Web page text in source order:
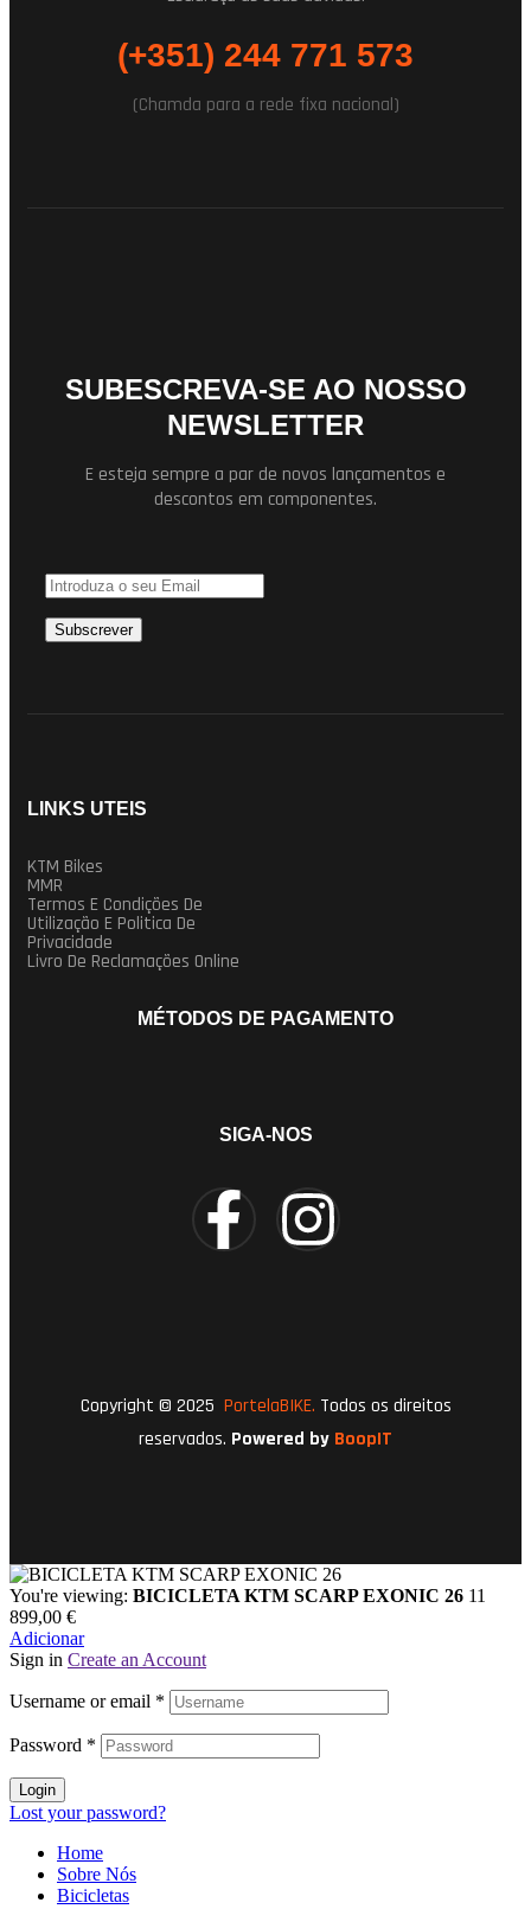
(+351) 244 771 573
(Chamda para a rede fixa nacional)
SUBESCREVA-SE AO NOSSO
NEWSLETTER
E esteja sempre a par de novos lançamentos e
descontos em componentes.
LINKS UTEIS
KTM Bikes
MMR
Termos E Condições De
Utilização E Politica De
Privacidade
Livro De Reclamações Online
MÉTODOS DE PAGAMENTO
SIGA-NOS
Copyright © 2025 PortelaBIKE. Todos os direitos
reservados. Powered by BoopIT
You're viewing: BICICLETA KTM SCARP EXONIC 26 11
899,00 €
Adicionar
Sign in Create an Account
Username or email *
Password *
Login
Lost your password?
Home
Sobre Nós
Bicicletas